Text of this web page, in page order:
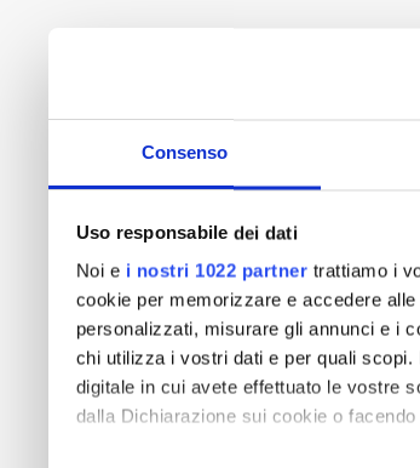
Consenso
Uso responsabile dei dati
Noi e i nostri 1022 partner trattiamo i
cookie per memorizzare e accedere
personalizzati, misurare gli annunci e i
chi utilizza i vostri dati e per quali
digitale in cui avete effettuato le vostre
dalla Dichiarazione sui cookie o